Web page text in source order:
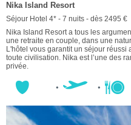
Nika Island Resort
Séjour Hotel 4* - 7 nuits - dès 2495 €
Nika Island Resort a tous les
une retraite en couple, dans une
L'hôtel vous garantit un séjour réussi
toute civilisation. Nika est l’une des
privée.